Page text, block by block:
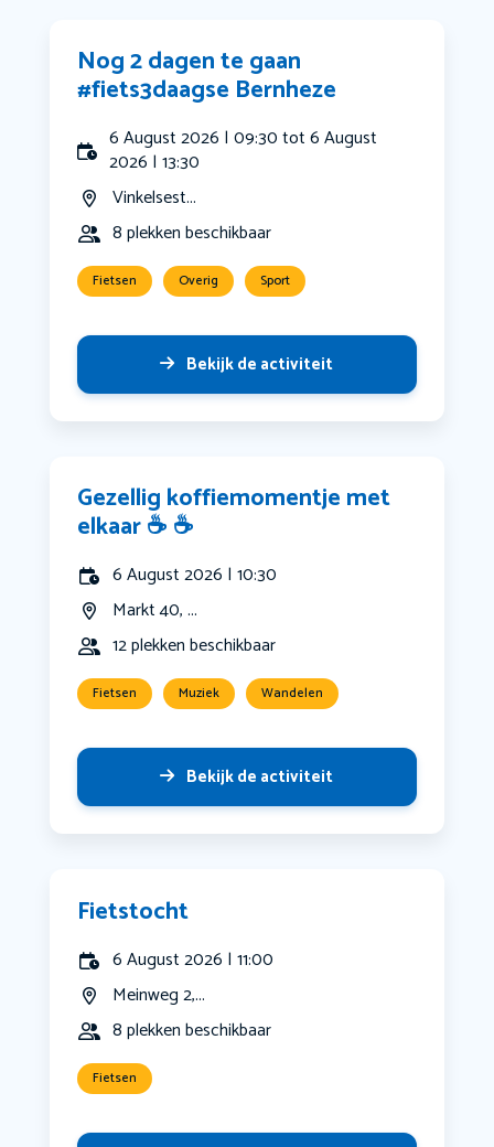
Nog 2 dagen te gaan
#fiets3daagse Bernheze
6 August 2026 | 09:30 tot 6 August
2026 | 13:30
Vinkelsest...
8 plekken beschikbaar
Fietsen Overig Sport
Bekijk de activiteit
Gezellig koffiemomentje met
elkaar ☕️ ☕️
6 August 2026 | 10:30
Markt 40, ...
12 plekken beschikbaar
Fietsen Muziek Wandelen
Bekijk de activiteit
Fietstocht
6 August 2026 | 11:00
Meinweg 2,...
8 plekken beschikbaar
Fietsen